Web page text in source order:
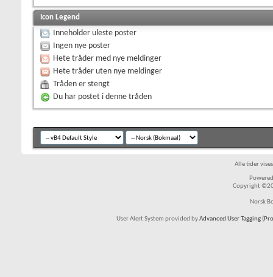
Icon Legend
Inneholder uleste poster
Ingen nye poster
Hete tråder med nye meldinger
Hete tråder uten nye meldinger
Tråden er stengt
Du har postet i denne tråden
Alle tider
Copyright
Norsk
User Alert System provided byAdvanced User Tagging